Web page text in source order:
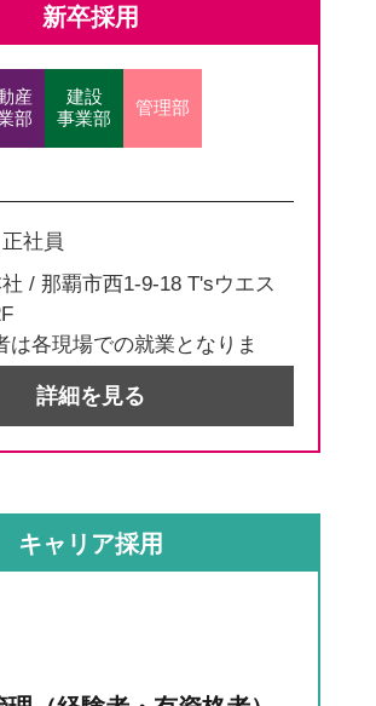
新卒採用
産
部
建設
事業部
管理部
社員
/ 那覇市西1-9-18 T'sウエス
は各現場での就業となりま
詳細を見る
キャリア採用